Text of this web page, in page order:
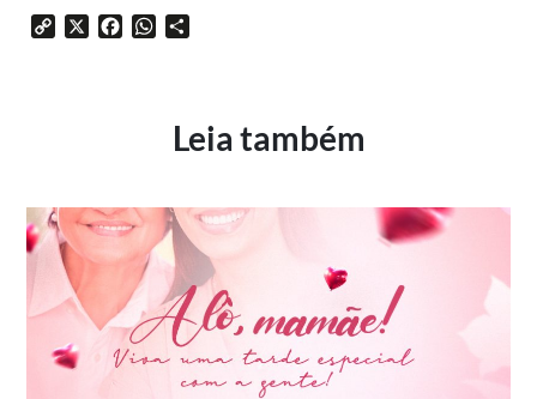
Copy X FacebookWhatsApp
Leia também